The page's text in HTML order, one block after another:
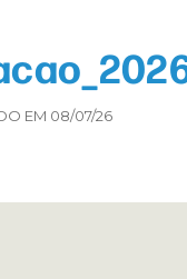
EM 08/07/26